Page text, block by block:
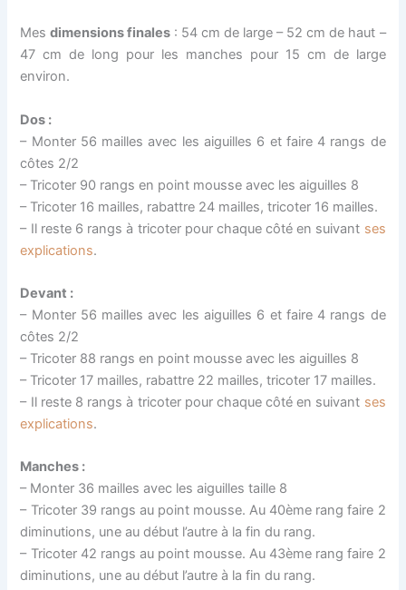
Mes dimensions finales: 54 cm de large – 52 cm de haut –
47 cm de long pour les manches pour 15 cm de large
environ.
Dos :
– Monter 56 mailles avec les aiguilles 6 et faire 4 rangs de
côtes 2/2
– Tricoter 90 rangs en point mousse avec les aiguilles 8
– Tricoter 16 mailles, rabattre 24 mailles, tricoter 16 mailles.
– Il reste 6 rangs à tricoter pour chaque côté en suivant ses
explications.
Devant :
– Monter 56 mailles avec les aiguilles 6 et faire 4 rangs de
côtes 2/2
– Tricoter 88 rangs en point mousse avec les aiguilles 8
– Tricoter 17 mailles, rabattre 22 mailles, tricoter 17 mailles.
– Il reste 8 rangs à tricoter pour chaque côté en suivant ses
explications.
Manches :
– Monter 36 mailles avec les aiguilles taille 8
– Tricoter 39 rangs au point mousse. Au 40ème rang faire 2
diminutions, une au début l’autre à la fin du rang.
– Tricoter 42 rangs au point mousse. Au 43ème rang faire 2
diminutions, une au début l’autre à la fin du rang.